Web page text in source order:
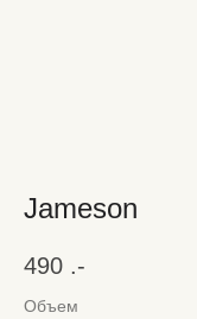
Jameson
490 .-
Объем